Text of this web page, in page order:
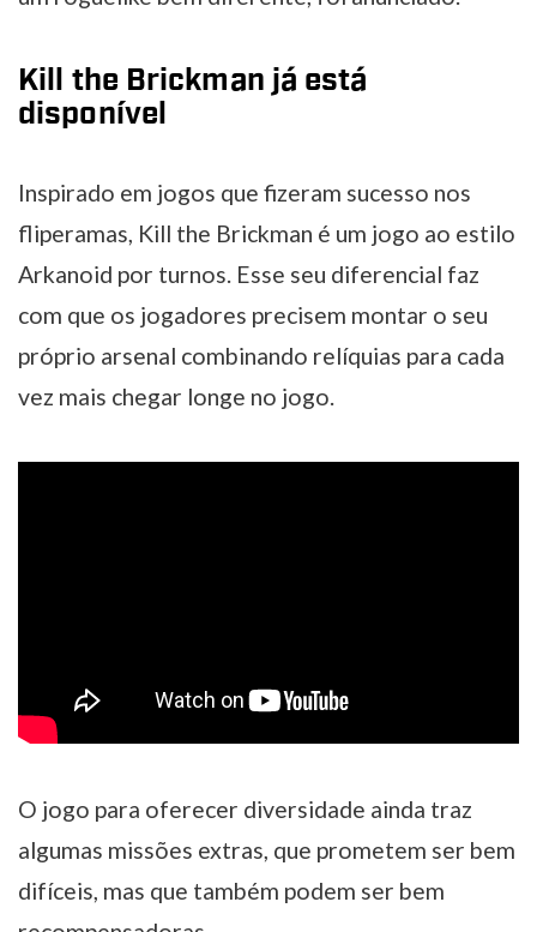
Kill the Brickman já está
disponível
Inspirado em jogos que fizeram sucesso nos
fliperamas, Kill the Brickman é um jogo ao estilo
Arkanoid por turnos. Esse seu diferencial faz
com que os jogadores precisem montar o seu
próprio arsenal combinando relíquias para cada
vez mais chegar longe no jogo.
O jogo para oferecer diversidade ainda traz
algumas missões extras, que prometem ser bem
difíceis, mas que também podem ser bem